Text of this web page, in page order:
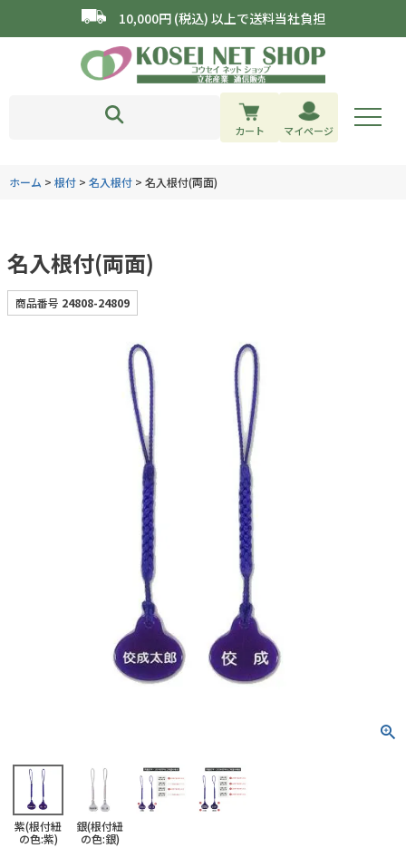
10,000円 (税込) 以上で送料当社負担
カート マイページ
ホーム 根付 名入根付 名入根付(両面)
名入根付(両面)
商品番号 24808-24809
紫(根付紐
の色:紫)
銀(根付紐
の色:銀)